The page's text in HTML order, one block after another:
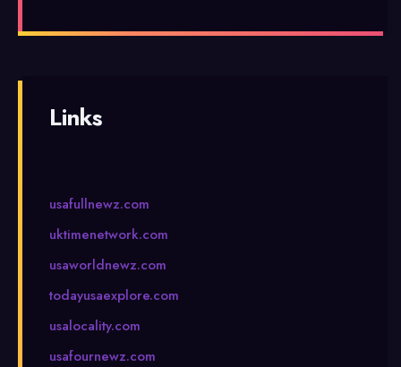
Links
usafullnewz.com
uktimenetwork.com
usaworldnewz.com
todayusaexplore.com
usalocality.com
usafournewz.com